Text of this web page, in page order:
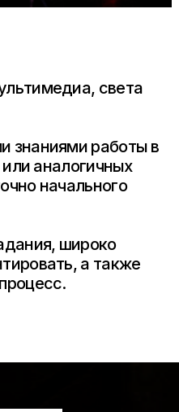
света
знаниями работы в
аналогичных
начального
широко
а также